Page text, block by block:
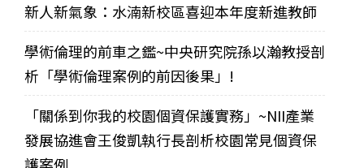
新人新氣象：水湳新校區喜迎本年度新進教師
學術倫理的前車之鑑~中央研究院孫以瀚教授剖
析「學術倫理案例的前因後果」!
「關係到你我的校園個資保護實務」~NII產業
發展協進會王俊凱執行長剖析校園常見個資保